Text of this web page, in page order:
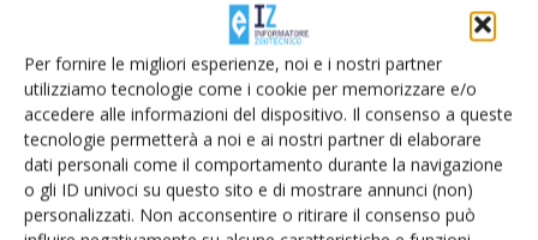
Per fornire le migliori esperienze, noi e i nostri partner
utilizziamo tecnologie come i cookie per memorizzare e/o
accedere alle informazioni del dispositivo. Il consenso a queste
tecnologie permetterà a noi e ai nostri partner di elaborare
dati personali come il comportamento durante la navigazione
o gli ID univoci su questo sito e di mostrare annunci (non)
personalizzati. Non acconsentire o ritirare il consenso può
Ricerche condotte presso l'università di Cornell hanno
valutato la carenza di proteina metabolizzabile di 80 bovine
nelle prime quattro settimane dopo il parto, determinando
il momento più negativo a 7 giorni post-parto con un deficit
pari a 600 grammi. Le bovine tornavano in un bilancio
positivo alla terza settimana di lattazione.